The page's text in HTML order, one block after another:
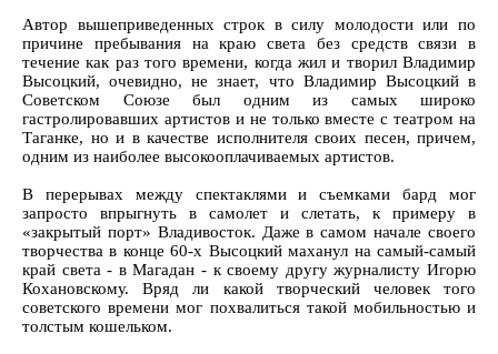
Автор вышеприведенных строк в силу молодости или по
причине пребывания на краю света без средств связи в
течение как раз того времени, когда жил и творил Владимир
Высоцкий, очевидно, не знает, что Владимир Высоцкий в
Советском Союзе был одним из самых широко
гастролировавших артистов и не только вместе с театром на
Таганке, но и в качестве исполнителя своих песен, причем,
одним из наиболее высокооплачиваемых артистов.
В перерывах между спектаклями и съемками бард мог
запросто впрыгнуть в самолет и слетать, к примеру в
«закрытый порт» Владивосток. Даже в самом начале своего
творчества в конце 60-х Высоцкий маханул на самый-самый
край света - в Магадан - к своему другу журналисту Игорю
Кохановскому. Вряд ли какой творческий человек того
советского времени мог похвалиться такой мобильностью и
толстым кошельком.